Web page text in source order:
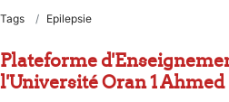
Tags Epilepsie
Plateforme
l'Université Oran 1 Ahmed